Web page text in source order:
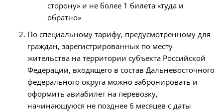
сторону» и не более 1 билета «туда и
обратно»
По специальному тарифу, предусмотренному для
граждан, зарегистрированных по месту
жительства на территории субъекта Российской
Федерации, входящего в состав Дальневосточного
федерального округа можно забронировать и
оформить авиабилет на перевозку,
начинающуюся не позднее 6 месяцев с даты